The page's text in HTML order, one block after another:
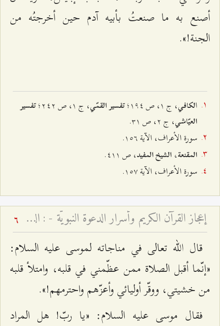
أصنع به ما صنعتُ بأبيه آدم حين أخرجتُه من
الجنة!».
الكافي، ج ۱، ص ۱٩٤؛ تفسير القمّي، ج ۱، ص ٢٤٢؛
تفسير
العيّاشي، ج ٢، ص ٣۱.
سورة الأعراف، الآية ۱٥٦.
المقنعة، الشيخ المفيد، ص ٤۱۱.
سورة الأعراف، الآية ۱٥۷.
إعجاز القرآن الكريم وأسرار الدعوة النبويّة - : الدلالات العرفانيّة للخطاب الإلهيّ ﴿قُم فَأَنذِر﴾ وجذور الانحراف الأمويّ 6
قال الله تعالى في مناجاته لموسى عليه السلام:
«إنّما أقبل الصلاة ممن عظّمني في قلبه، وامتلأ قلبه
من خشيتي، ووقّر أوليائي وأعزّهم واحترمهم!».
فقال موسى عليه السلام: «يا ربّ! هل المراد